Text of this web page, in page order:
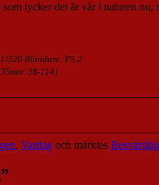
tycker det är vår i naturen
320 Bländare: F5,2
38-114]
, Vardag och märktes
”